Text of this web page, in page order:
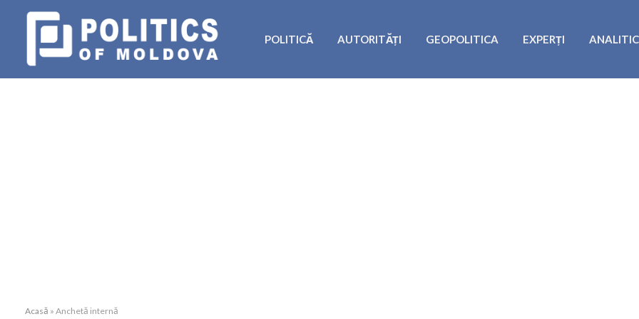
POLITICĂ AUTORITĂȚI GEOPOLITICA EXPERȚI
Acasă » Anchetă internă